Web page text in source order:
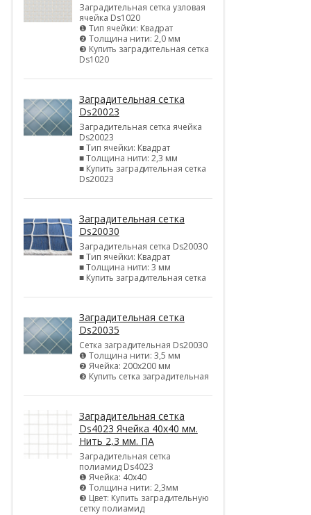
Заградительная сетка узловая
ячейка Ds1020
❶ Тип ячейки: Квадрат
❷ Толщина нити: 2,0 мм
❸ Купить заградительная сетка
Ds1020
Заградительная сетка
Ds20023
Заградительная сетка ячейка
Ds20023
■ Тип ячейки: Квадрат
■ Толщина нити: 2,3 мм
■ Купить заградительная сетка
Ds20023
Заградительная сетка
Ds20030
Заградительная сетка Ds20030
■ Тип ячейки: Квадрат
■ Толщина нити: 3 мм
■ Купить заградительная сетка
Заградительная сетка
Ds20035
Сетка заградительная Ds20030
❶ Толщина нити: 3,5 мм
❷ Ячейка: 200х200 мм
❸ Купить сетка заградительная
Заградительная сетка
Ds4023 Ячейка 40х40 мм.
Нить 2,3 мм. ПА
Заградительная сетка
полиамид Ds4023
❶ Ячейка: 40х40
❷ Толщина нити: 2,3мм
❸ Цвет: Купить заградительную
сетку полиамид